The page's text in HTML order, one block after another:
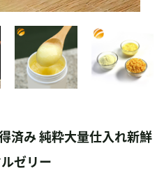
済み 純粋大量仕入れ新鮮
ゼリー